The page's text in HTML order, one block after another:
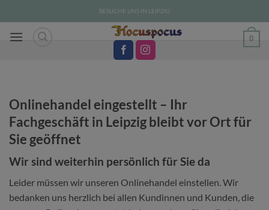
Inhalt
springen
BESUCHE UNS IN LEIPZIG
0
Onlinehandel eingestellt – Ihr
Fachgeschäft in Leipzig bleibt vor Ort für
Sie geöffnet
Wir sind weiterhin persönlich für Sie da
Leider müssen wir unseren Onlinehandel einstellen. Wir
bedanken uns herzlich bei allen Kundinnen und Kunden, die